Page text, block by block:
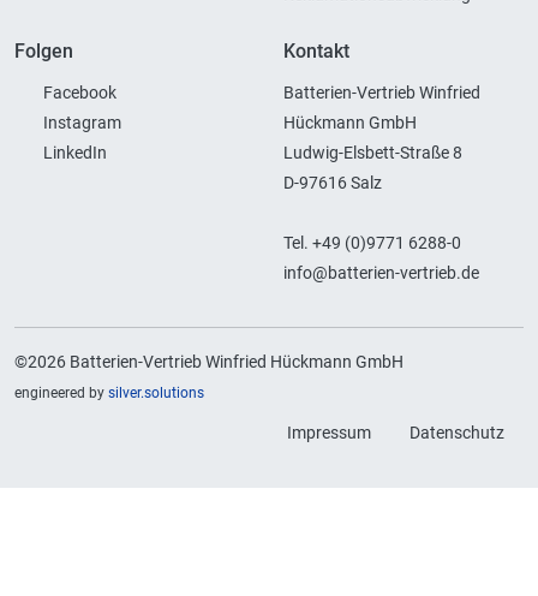
Folgen
Facebook
Instagram
LinkedIn
Kontakt
Batterien-Vertrieb Winfried
Hückmann GmbH
Ludwig-Elsbett-Straße 8
D-97616 Salz
Tel. +49 (0)9771 6288-0
info@batterien-vertrieb.de
©2026 Batterien-Vertrieb Winfried Hückmann GmbH
engineered by silver.solutions
Impressum Datenschutz